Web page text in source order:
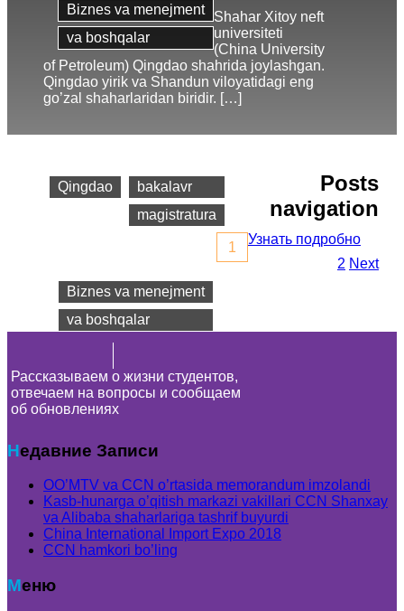
Biznes va menejment
va boshqalar
Shahar Xitoy neft
universiteti
(China University
of Petroleum) Qingdao shahrida joylashgan.
Qingdao yirik va Shandun viloyatidagi eng
go’zal shaharlaridan biridir. […]
Qingdao
bakalavr
magistratura
Biznes va menejment
va boshqalar
Узнать подробно
Posts
navigation
1
2 Next
Рассказываем о жизни студентов,
отвечаем на вопросы и сообщаем
об обновлениях
Недавние Записи
OO’MTV va CCN o’rtasida memorandum imzolandi
Kasb-hunarga o’qitish markazi vakillari CCN Shanxay
va Alibaba shaharlariga tashrif buyurdi
China International Import Expo 2018
CCN hamkori bo’ling
Меню